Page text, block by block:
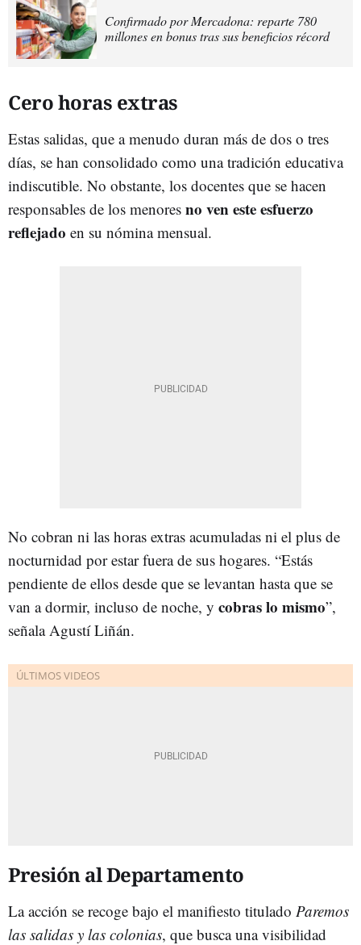
Confirmado por Mercadona: reparte 780
millones en bonus tras sus beneficios récord
Cero horas extras
Estas salidas, que a menudo duran más de dos o tres
días, se han consolidado como una tradición educativa
indiscutible. No obstante, los docentes que se hacen
responsables de los menores no ven este esfuerzo
reflejado en su nómina mensual.
No cobran ni las horas extras acumuladas ni el plus de
nocturnidad por estar fuera de sus hogares. “Estás
pendiente de ellos desde que se levantan hasta que se
van a dormir, incluso de noche, y cobras lo mismo”,
señala Agustí Liñán.
Presión al Departamento
La acción se recoge bajo el manifiesto titulado Paremos
las salidas y las colonias, que busca una visibilidad